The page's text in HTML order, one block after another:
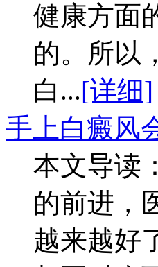
健康方面
的。所以
白...[详细]
手上白癜风
本文导读
的前进，
越来越好